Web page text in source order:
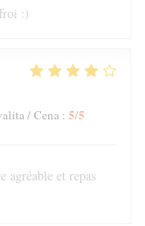
:)
/ Cena : 5/5
agréable et repas